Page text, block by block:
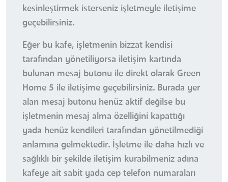
kesinleştirmek isterseniz işletmeyle iletişime
geçebilirsiniz.
Eğer bu kafe, işletmenin bizzat kendisi
tarafından yönetiliyorsa iletişim kartında
bulunan mesaj butonu ile direkt olarak Green
Home 5 ile iletişime geçebilirsiniz. Burada yer
alan mesaj butonu henüz aktif değilse bu
işletmenin mesaj alma özelliğini kapattığı
yada henüz kendileri tarafından yönetilmediği
anlamına gelmektedir. İşletme ile daha hızlı ve
sağlıklı bir şekilde iletişim kurabilmeniz adına
kafeye ait sabit yada cep telefon numaraları